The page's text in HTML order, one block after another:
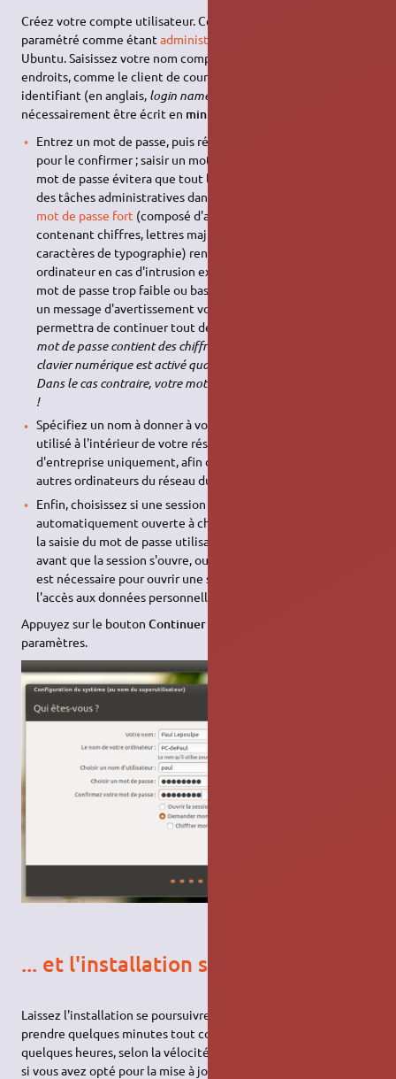
Créez votre compte utilisateur. Ce compte sera aussi
paramétré comme étantadministrateur
Ubuntu. Saisissez votre nom complet (il sera utilisé à quelques
endroits, comme le client de courrier électronique), puis un
identifiant (en anglais, login name
nécessairement être écrit en minuscules
Entrez un mot de passe, puis répétez ce même mot de passe
pour le confirmer ; saisir un mot de passe est obligatoire. Ce
mot de passe évitera que tout le monde puisse effectuer
des tâches administratives dans votre ordinateur.
mot de passe fort (composé d'au moins 8 caractères variés
contenant chiffres, lettres majuscules, lettres minuscules et
caractères de typographie) renforce la sécurité de votre
ordinateur en cas d'intrusion extérieure. Si vous entrez un
mot de passe trop faible ou basé sur un mot du dictionnaire,
un message d'avertissement vous en informera mais vous
permettra de continuer tout de même.
mot de passe contient des chiffres, vérifier auparavant que le
clavier numérique est activé quand vous êtes dans l'installeur.
Dans le cas contraire, votre mot de passe ne serait pas reconnu
!
Spécifiez un nom à donner à votre ordinateur : ce nom sera
utilisé à l'intérieur de votre réseau domestique ou
d'entreprise uniquement, afin de partager et accéder aux
autres ordinateurs du réseau duquel vous faites partie.
Enfin, choisissez si une session utilisateur doit être
automatiquement ouverte à chaque lancement d'Ubuntu, si
la saisie du mot de passe utilisateur doit être obligatoire
avant que la session s'ouvre, ou si la saisie du mot de passe
est nécessaire pour ouvrir une session et déverrouiller
l'accès aux données personnelles de compte.
Appuyez sur le boutonContinuer
paramètres.
... et l'installation se termine !
Laissez l'installation se poursuivre jusqu'à la fin. Cela peu
prendre quelques minutes tout comme cela peut durer
quelques heures, selon la vélocité de votre matériel ou encore
si vous avez opté pour la mise à jour pendant l'installation.